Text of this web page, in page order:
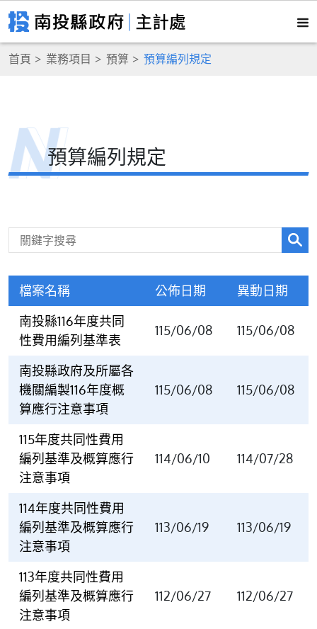
首頁 業務項目 預算 預算編列規定
預算編列規定
檔案名稱 公佈日期
異動日期
南投縣116年度共同
性費用編列基準表
115/06/08 115/06/08
南投縣政府及所屬各
機關編製116年度概
算應行注意事項
115/06/08 115/06/08
115年度共同性費用
編列基準及概算應行
注意事項
114/06/10 114/07/28
114年度共同性費用
編列基準及概算應行
注意事項
113/06/19 113/06/19
113年度共同性費用
編列基準及概算應行
注意事項
112/06/27 112/06/27